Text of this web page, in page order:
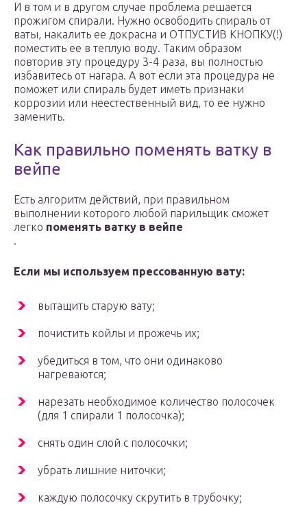
И в том и в другом случае проблема решается
прожигом спирали. Нужно освободить спираль от
ваты, накалить ее докрасна и ОТПУСТИВ КНОПКУ(!)
поместить ее в теплую воду. Таким образом
повторив эту процедуру 3-4 раза, вы полностью
избавитесь от нагара. А вот если эта процедура не
поможет или спираль будет иметь признаки
коррозии или неестественный вид, то ее нужно
заменить.
Как правильно поменять ватку в
вейпе
Есть алгоритм действий, при правильном
выполнении которого любой парильщик сможет
легко поменять ватку в вейпе
.
Если мы используем прессованную вату:
вытащить старую вату;
почистить койлы и прожечь их;
убедиться в том, что они одинаково
нагреваются;
нарезать необходимое количество полосочек
(для 1 спирали 1 полосочка);
снять один слой с полосочки;
убрать лишние ниточки;
каждую полосочку скрутить в трубочку;